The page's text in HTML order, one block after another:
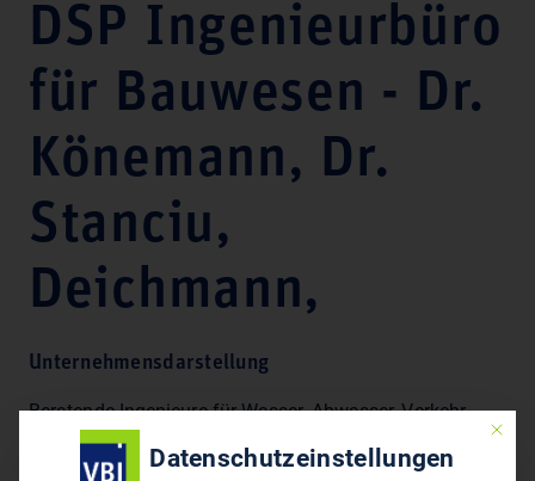
DSP Ingenieurbüro
für Bauwesen - Dr.
Könemann, Dr.
Stanciu,
Deichmann,
Unternehmensdarstellung
Beratende Ingenieure für Wasser, Abwasser, Verkehr,
Gewässer, Umwelt, Bauleitplanung, GIS, Abfall und
Statik.
Mit
Datenschutzeinstellungen